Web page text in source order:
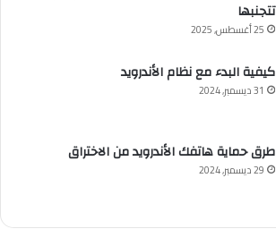
تتجنبها
25 أغسطس, 2025
كيفية البدء مع نظام الأندرويد
31 ديسمبر, 2024
طرق حماية هاتفك الأندرويد من الاختراق
29 ديسمبر, 2024